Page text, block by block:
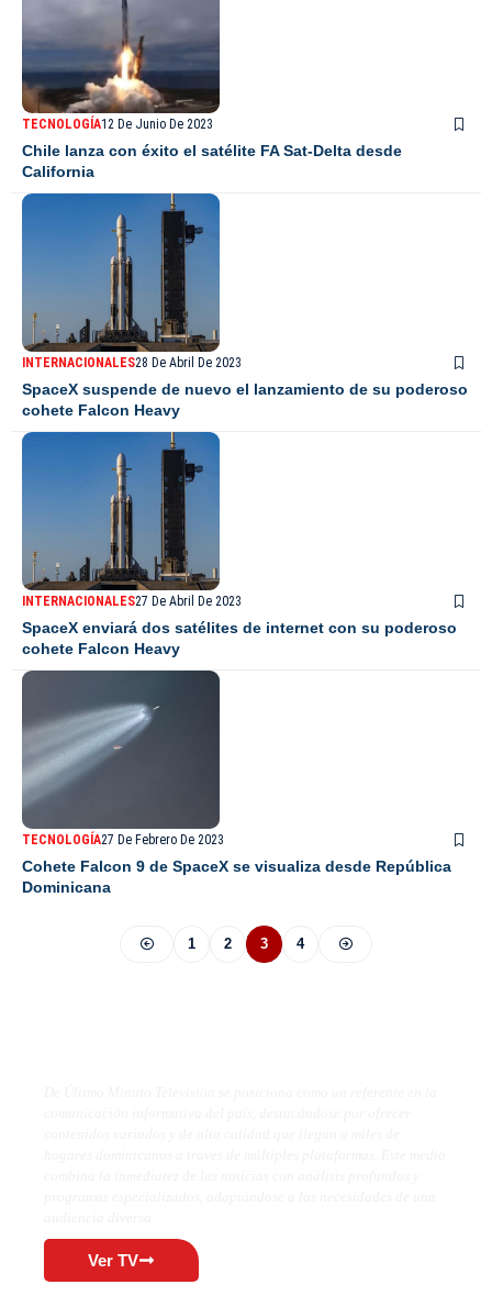
TECNOLOGÍA12 De Junio De 2023
Chile lanza con éxito el satélite FA Sat-Delta desde
California
INTERNACIONALES28 De Abril De 2023
SpaceX suspende de nuevo el lanzamiento de su poderoso
cohete Falcon Heavy
INTERNACIONALES27 De Abril De 2023
SpaceX enviará dos satélites de internet con su poderoso
cohete Falcon Heavy
TECNOLOGÍA27 De Febrero De 2023
Cohete Falcon 9 de SpaceX se visualiza desde República
Dominicana
1 2 3 4
Ver TV